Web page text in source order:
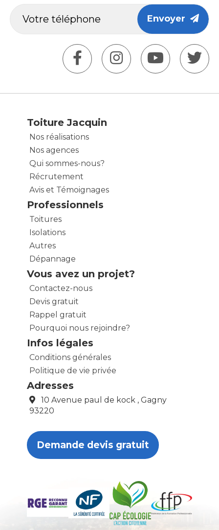
Envoyer
Toiture Jacquin
Nos réalisations
Nos agences
Qui sommes-nous?
Récrutement
Avis et Témoignages
Professionnels
Toitures
Isolations
Autres
Dépannage
Vous avez un projet?
Contactez-nous
Devis gratuit
Rappel gratuit
Pourquoi nous rejoindre?
Infos légales
Conditions générales
Politique de vie privée
Adresses
10 Avenue paul de kock , Gagny
93220
Demande devis gratuit